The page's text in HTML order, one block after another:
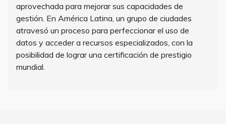
aprovechada para mejorar sus capacidades de
gestión. En América Latina, un grupo de ciudades
atravesó un proceso para perfeccionar el uso de
datos y acceder a recursos especializados, con la
posibilidad de lograr una certificación de prestigio
mundial.